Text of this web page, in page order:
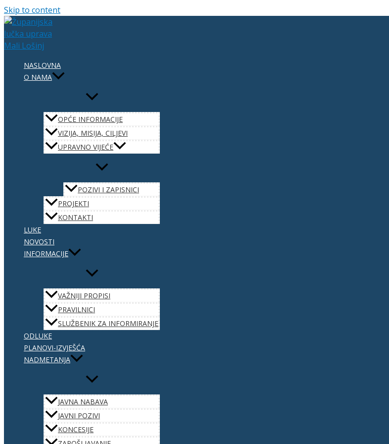
Skip to content
NASLOVNA
O NAMA
OPĆE INFORMACIJE
VIZIJA, MISIJA, CILJEVI
UPRAVNO VIJEĆE
POZIVI I ZAPISNICI
PROJEKTI
KONTAKTI
LUKE
NOVOSTI
INFORMACIJE
VAŽNIJI PROPISI
PRAVILNICI
SLUŽBENIK ZA INFORMIRANJE
ODLUKE
PLANOVI-IZVJEŠĆA
NADMETANJA
JAVNA NABAVA
JAVNI POZIVI
KONCESIJE